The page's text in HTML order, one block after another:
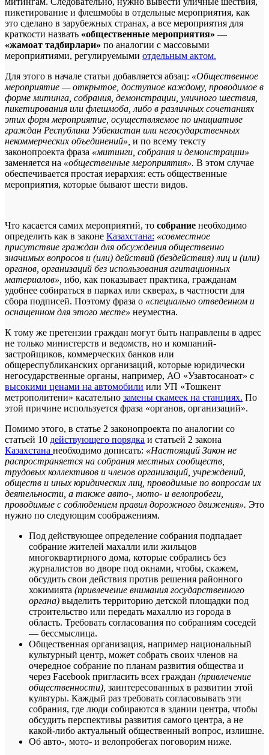
пикетирование и флешмобы в отдельные мероприятия, как
это сделано в зарубежных странах, а все мероприятия для
краткости назвать «общественные мероприятия» —
«жамоат тадбирлари» по аналогии с массовыми
мероприятиями, регулируемыми отдельным актом.
Для этого в начале статьи добавляется абзац: «Общественное
мероприятие — открытое, доступное каждому, проводимое в
форме митинга, собрания, демонстрации, уличного шествия,
пикетирования или флешмоба, либо в различных сочетаниях
этих форм мероприятие, осуществляемое по инициативе
граждан Республики Узбекистан или негосударственных
некоммерческих объединений», и по всему тексту
законопроекта фраза «митинги, собрания и демонстрации»
заменяется на «общественные мероприятия». В этом случае
обеспечивается простая иерархия: есть общественные
мероприятия, которые бывают шести видов.
Что касается самих мероприятий, то собрание необходимо
определить как в законе Казахстана: «совместное
присутствие граждан для обсуждения общественно
значимых вопросов и (или) действий (бездействия) лиц и (или)
органов, организаций без использования агитационных
материалов», ибо, как показывает практика, гражданам
удобнее собираться в парках или скверах, в частности для
сбора подписей. Поэтому фраза о «специально отведенном и
оснащенном для этого месте» неуместна.
К тому же претензии граждан могут быть направлены в адрес
не только министерств и ведомств, но и компаний-
застройщиков, коммерческих банков или
общереспубликанских организаций, которые юридически
негосударственные органы, например, АО «Узавтосаноат» с
высокими ценами на автомобили или УП «Тошкент
метрополитени» касательно замены скамеек на станциях. По
этой причине используется фраза «органов, организаций».
Помимо этого, в статье 2 законопроекта по аналогии со
статьей 10 действующего порядка и статьей 2 закона
Казахстана необходимо дописать: «Настоящий Закон не
распространяется на собрания местных сообществ,
трудовых коллективов и членов организаций, учреждений,
обществ и иных юридических лиц, проводимые по вопросам их
деятельности, а также авто-, мото- и велопробеги,
проводимые с соблюдением правил дорожного движения». Это
нужно по следующим соображениям.
Под действующее определение собрания подпадает
собрание жителей махалли или жильцов
многоквартирного дома, которые собрались без
журналистов во дворе под окнами, чтобы, скажем,
обсудить свои действия против решения районного
хокимията (привлечение внимания государственного
органа) выделить территорию детской площадки под
строительство или передать махаллю из города в
область. Требовать согласования по собраниям соседей
— бессмыслица.
Общественная организация, например национальный
культурный центр, может собрать своих членов на
очередное собрание по планам развития общества и
через Facebook пригласить всех граждан (привлечение
общественности), заинтересованных в развитии этой
культуры. Каждый раз требовать согласовывать эти
собрания, где люди собираются в здании центра, чтобы
обсудить перспективы развития самого центра, а не
какой-либо актуальный общественный вопрос, излишне.
Об авто-, мото- и велопробегах поговорим ниже.